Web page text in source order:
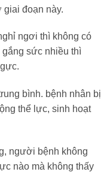
đoạn này.
ngơi thì không có
sức nhiều thì
bình. bệnh nhân bị
thể lực, sinh hoạt
người bệnh không
nào mà không thấy